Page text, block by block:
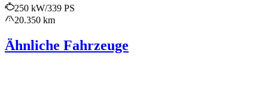
250 kW/339 PS
20.350 km
Ähnliche Fahrzeuge